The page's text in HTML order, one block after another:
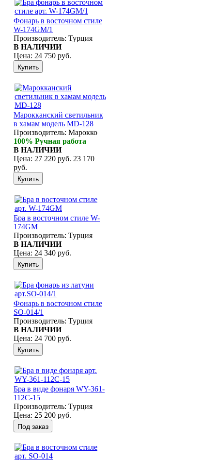
Фонарь в восточном стиле
W-174GM/1
Производитель: Турция
В НАЛИЧИИ
Цена: 24 750 руб.
Марокканский светильник
в хамам модель MD-128
Производитель: Марокко
100% Ручная работа
В НАЛИЧИИ
Цена: 27 220 руб. 23 170
руб.
Бра в восточном стиле W-
174GM
Производитель: Турция
В НАЛИЧИИ
Цена: 24 340 руб.
Фонарь в восточном стиле
SO-014/1
Производитель: Турция
В НАЛИЧИИ
Цена: 24 700 руб.
Бра в виде фонаря WY-361-
112C-15
Производитель: Турция
Цена: 25 200 руб.